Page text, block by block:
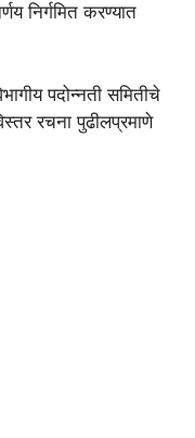
निर्गमित करण्यात
पदोन्नती समितीचे
रचना पुढीलप्रमाणे